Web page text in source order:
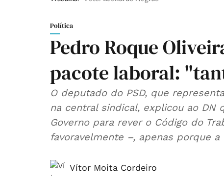
Política
Pedro Roque
pacote laboral:
O deputado do PSD, que
na central sindical, explicou ao
Governo para rever o Código do
favoravelmente –, apenas porque
Vítor Moita Cordeiro